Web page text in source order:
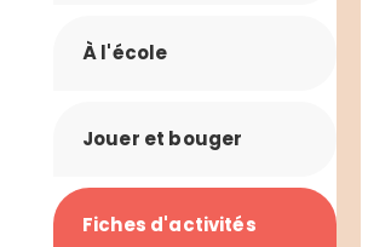
À l'école
Jouer et bouger
Fiches d'activités